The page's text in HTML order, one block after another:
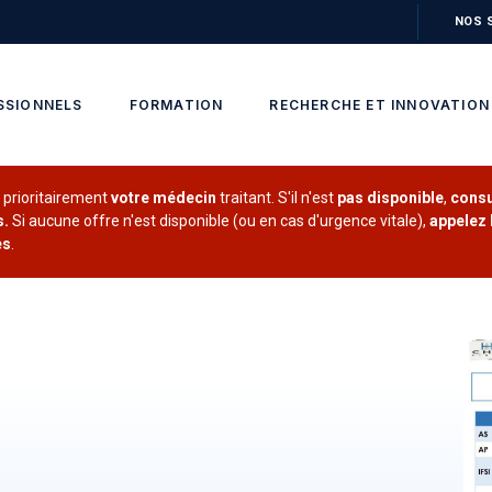
FORMATION RECHERCHE ET INNOVATION
NOS
prioritairementvotre médecin traitant. S'il n'est pas disponible,
Si aucune offre n'est disponible (ou en cas d'urgence vitale), appelez